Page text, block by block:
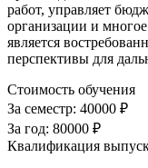
работ, управляет
организации и
является
перспективы для
Стоимость обучения
За семестр: 40000 ₽
За год: 80000 ₽
Квалификация